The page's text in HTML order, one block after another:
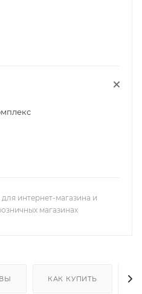
интернет-магазина и
магазинах
КАК КУПИТЬ